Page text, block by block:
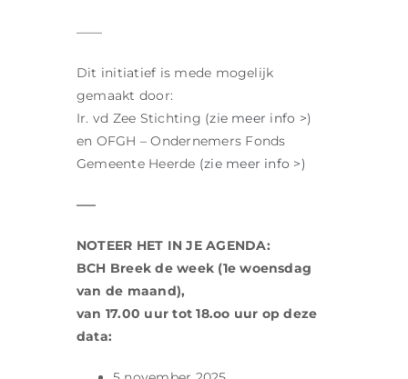
——
Dit initiatief is mede mogelijk
gemaakt door:
Ir. vd Zee Stichting (zie meer info >)
en OFGH – Ondernemers Fonds
Gemeente Heerde (zie meer info >)
—–
NOTEER HET IN JE AGENDA:
BCH Breek de week (1e woensdag
van de maand),
van 17.00 uur tot 18.oo uur op deze
data: